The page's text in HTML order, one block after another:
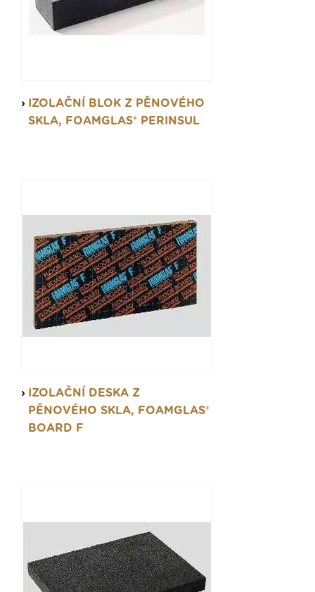
IZOLAČNÍ BLOK Z PĚNOVÉHO
SKLA, FOAMGLAS® PERINSUL
IZOLAČNÍ DESKA Z
PĚNOVÉHO SKLA, FOAMGLAS®
BOARD F